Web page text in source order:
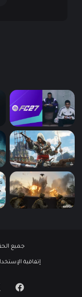
جميع
إتفاقية